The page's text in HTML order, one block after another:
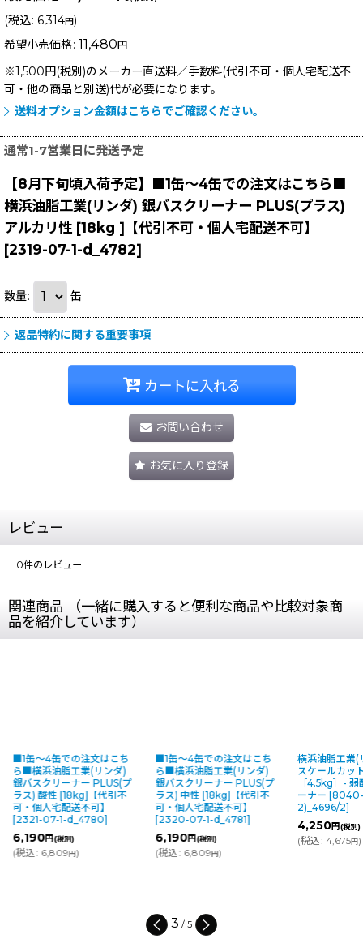
(税込: 6,314円)
希望小売価格: 11,480 円
※1,500円(税別)のメーカー直送料／手数料(代引不可・個人宅配送不
可・他の商品と別送)代が必要になります。
送料オプション金額はこちらでご確認ください。
通常1-7営業日に発送予定
【8月下旬頃入荷予定】■1缶〜4缶での注文はこちら■
横浜油脂工業(リンダ) 銀バスクリーナー PLUS(プラス)
アルカリ性 [18kg ]【代引不可・個人宅配送不可】
[2319-07-1-d_4782]
数量: 缶
返品特約に関する重要事項
カートに入れる
お問い合わせ
お気に入り登録
レビュー
0件のレビュー
関連商品 （一緒に購入すると便利な商品や比較対象商
品を紹介しています）
ち
)
プ
不
■1缶〜4缶での注文はこち
ら■横浜油脂工業(リンダ)
銀バスクリーナー PLUS(プ
ラス) 中性 [18kg]【代引不
可・個人宅配送不可】
[2320-07-1-d_4781
6,190
(税込: 6,809
横浜油脂工業(リンダ) NEW
スケールカットＰ
［4.5kg］- 弱酸性バスクリ
ーナー [8040-07-2-s(B6-
2)_4696/2]
4,250円 (税別)
(税込: 4,675
【廃番
油脂工
クリー
スプレ
3-
4 / 5